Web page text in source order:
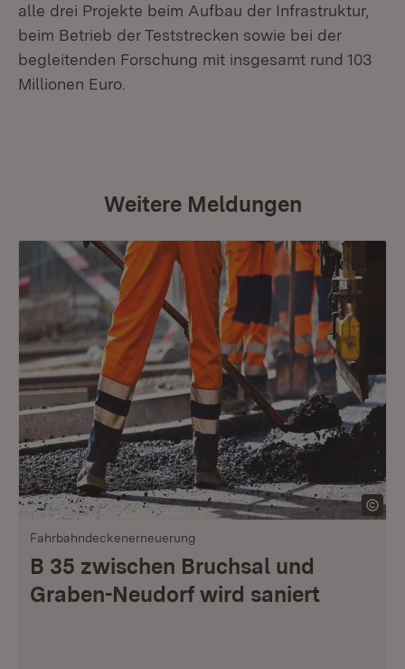
alle drei Projekte beim Aufbau der Infrastruktur,
beim Betrieb der Teststrecken sowie bei der
begleitenden Forschung mit insgesamt rund 103
Millionen Euro.
Weitere Meldungen
Fahrbahndeckenerneuerung
B 35 zwischen Bruchsal und
Graben-Neudorf wird saniert